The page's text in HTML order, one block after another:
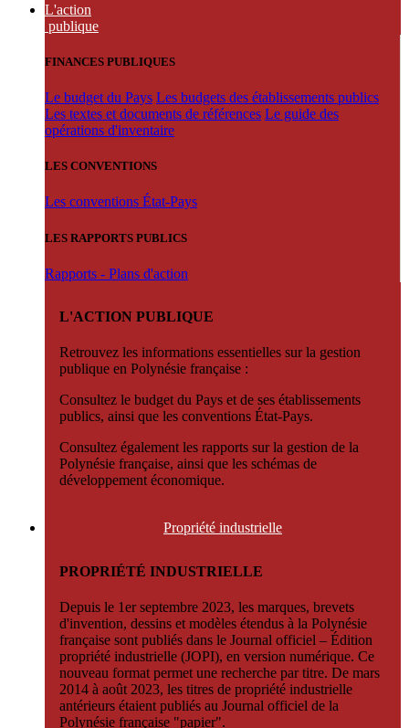
L'action
publique
FINANCES PUBLIQUES
Le budget du Pays Les budgets des établissements publics
Les textes et documents de références Le guide des
opérations d'inventaire
LES CONVENTIONS
Les conventions État-Pays
LES RAPPORTS PUBLICS
Rapports - Plans d'action
L'ACTION PUBLIQUE
Retrouvez les informations essentielles sur la gestion
publique en Polynésie française :
Consultez le budget du Pays et de ses établissements
publics, ainsi que les conventions État-Pays.
Consultez également les rapports sur la gestion de la
Polynésie française, ainsi que les schémas de
développement économique.
Propriété industrielle
PROPRIÉTÉ INDUSTRIELLE
Depuis le 1er septembre 2023, les marques, brevets
d'invention, dessins et modèles étendus à la Polynésie
française sont publiés dans le Journal officiel – Édition
propriété industrielle (JOPI), en version numérique. Ce
nouveau format permet une recherche par titre. De mars
2014 à août 2023, les titres de propriété industrielle
antérieurs étaient publiés au Journal officiel de la
Polynésie française "papier".